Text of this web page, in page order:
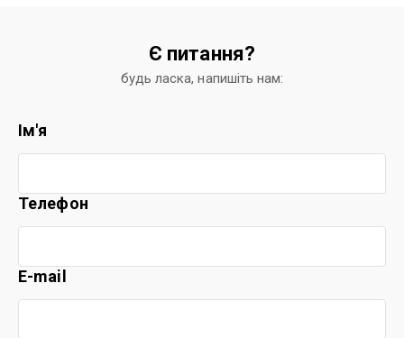
Є питання?
будь ласка, напишіть нам:
Ім'я
Телефон
E-mail